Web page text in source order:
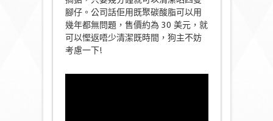
腳仔。 公司話佢用既聚碳酸脂可以用
幾年都無問題，售價約為 30 美元，就
可以慳返唔少清潔既時間，狗主不妨
考慮一下!